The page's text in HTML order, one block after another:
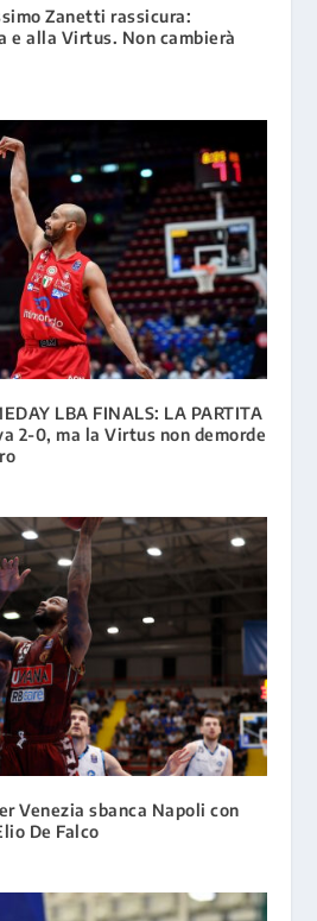
Zanetti rassicura:
e alla Virtus. Non cambierà
LBA FINALS: LA PARTITA
2-0, ma la Virtus non demorde
Venezia sbanca Napoli con
De Falco